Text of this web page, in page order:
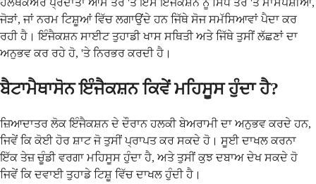
ਹੈਲਥਕੇਅਰ ਪ੍ਰਦਾਤਾ ਆਮ ਤੌਰ 'ਤੇ ਇਸ ਇੰਜੈਕਸ਼ਨ ਨੂੰ ਸਿੱਧੇ ਤੌਰ 'ਤੇ ਮਾਸਪੇਸ਼ੀਆਂ,
ਜੋੜਾਂ, ਜਾਂ ਨਰਮ ਟਿਸ਼ੂਆਂ ਵਿੱਚ ਲਗਾਉਂਦੇ ਹਨ ਜਿੱਥੇ ਸੋਜ ਸਮੱਸਿਆਵਾਂ ਪੈਦਾ ਕਰ
ਰਹੀ ਹੈ। ਇੰਜੈਕਸ਼ਨ ਸਾਈਟ ਤੁਹਾਡੀ ਖਾਸ ਸਥਿਤੀ ਅਤੇ ਜਿੱਥੇ ਤੁਸੀਂ ਲੱਛਣਾਂ ਦਾ
ਅਨੁਭਵ ਕਰ ਰਹੇ ਹੋ, 'ਤੇ ਨਿਰਭਰ ਕਰਦੀ ਹੈ।
ਬੈਟਾਮੈਥਾਸੋਨ ਇੰਜੈਕਸ਼ਨ ਕਿਵੇਂ ਮਹਿਸੂਸ ਹੁੰਦਾ ਹੈ?
ਜ਼ਿਆਦਾਤਰ ਲੋਕ ਇੰਜੈਕਸ਼ਨ ਦੇ ਦੌਰਾਨ ਹਲਕੀ ਬੇਅਰਾਮੀ ਦਾ ਅਨੁਭਵ ਕਰਦੇ ਹਨ,
ਜਿਵੇਂ ਕਿ ਕੋਈ ਹੋਰ ਸ਼ਾਟ ਜੋ ਤੁਸੀਂ ਪ੍ਰਾਪਤ ਕਰ ਸਕਦੇ ਹੋ। ਸੂਈ ਦਾਖਲ ਕਰਨਾ
ਇੱਕ ਤੇਜ਼ ਚੂੰਡੀ ਵਰਗਾ ਮਹਿਸੂਸ ਹੁੰਦਾ ਹੈ, ਅਤੇ ਤੁਸੀਂ ਕੁਝ ਦਬਾਅ ਦੇਖ ਸਕਦੇ ਹੋ
ਜਿਵੇਂ ਕਿ ਦਵਾਈ ਤੁਹਾਡੇ ਟਿਸ਼ੂ ਵਿੱਚ ਦਾਖਲ ਹੁੰਦੀ ਹੈ।